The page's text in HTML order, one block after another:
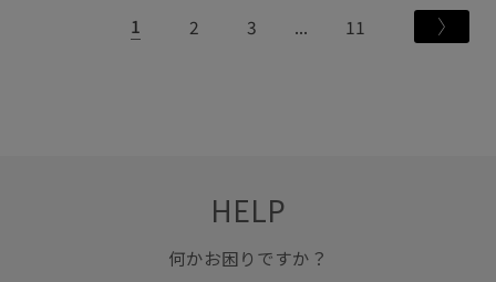
1 2 3 11
HELP
何かお困りですか？